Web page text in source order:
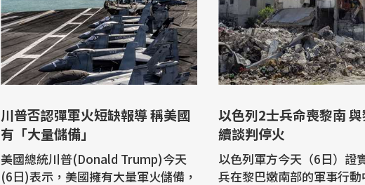
川普否認彈軍火短缺報導 稱美國
有「大量儲備」
美國總統川普(Donald Trump)今天
(6日)表示，美國擁有大量軍火儲備，
以色列2士兵命喪黎南
續談判停火
以色列軍方今天（6日）證
兵在黎巴嫩南部的軍事行